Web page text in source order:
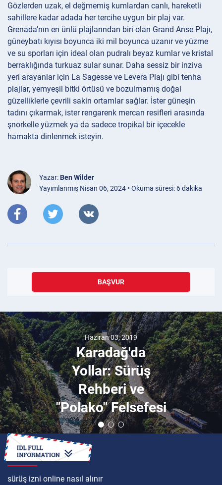
Gözlerden uzak, el değmemiş kumlardan canlı, hareketli
sahillere kadar adada her tercihe uygun bir plaj var.
Grenada’nın en ünlü plajlarından biri olan Grand Anse Plajı,
güneybatı kıyısı boyunca iki mil boyunca uzanır ve yüzme
ve su sporları için ideal olan pudralı beyaz kumlar ve kristal
berraklığında turkuaz sular sunar. Daha sessiz bir inziva
yeri arayanlar için La Sagesse ve Levera Plajı gibi tenha
plajlar, yemyeşil bitki örtüsü ve bozulmamış doğal
güzelliklerle çevrili sakin ortamlar sağlar. İster güneşin
tadını çıkarmak, ister rengarenk mercan resifleri arasında
şnorkelle yüzmek ya da sadece tropikal bir içecekle
hamakta dinlenmek isteyin.
Yazar: Ben Wilder
Yayımlanmış Nisan 06, 2024 • Okuma süresi: 6 dakika
BAŞVUR
Haziran 03, 2019
Karadağ'da
Yollar: Sürüş
Rehberi ve
"Polako" Felsefesi
ULUSLARARASI
sürüş izni online nasıl alınır